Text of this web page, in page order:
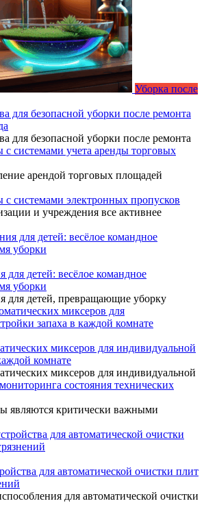
Уборка после
для безопасной уборки после ремонта
для безопасной уборки после ремонта
системами учета аренды торговых
арендой торговых площадей
системами электронных пропусков
и учреждения все активнее
детей: весёлое командное
уборки
для детей, превращающие уборку
миксеров для индивидуальной
комнате
миксеров для индивидуальной
состояния технических
являются критически важными
для автоматической очистки плит
для автоматической очистки